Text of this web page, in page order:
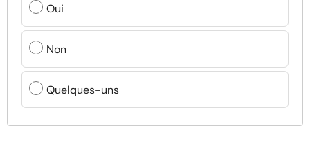
Oui
Non
Quelques-uns